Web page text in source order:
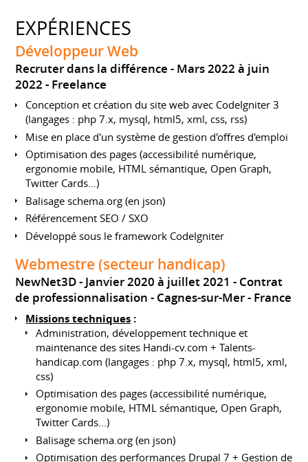
EXPÉRIENCES
Développeur Web
Recruter dans la différence
Mars 2022 à juin
2022 Freelance
Conception et création du site web avec CodeIgniter 3
(langages : php 7.x, mysql, html5, xml, css, rss)
Mise en place d'un système de gestion d'offres d'emploi
Optimisation des pages (accessibilité numérique,
ergonomie mobile, HTML sémantique, Open Graph,
Twitter Cards...)
Balisage schema.org (en json)
Référencement SEO / SXO
Développé sous le framework CodeIgniter
Webmestre (secteur handicap)
NewNet3D Janvier 2020 à juillet 2021 Contrat
de professionnalisation
Cagnes-sur-Mer France
Missions techniques :
Administration, développement technique et
maintenance des sites Handi-cv.com + Talents-
handicap.com (langages : php 7.x, mysql, html5, xml,
css)
Optimisation des pages (accessibilité numérique,
ergonomie mobile, HTML sémantique, Open Graph,
Twitter Cards...)
Balisage schema.org (en json)
Optimisation des performances Drupal 7 + Gestion de